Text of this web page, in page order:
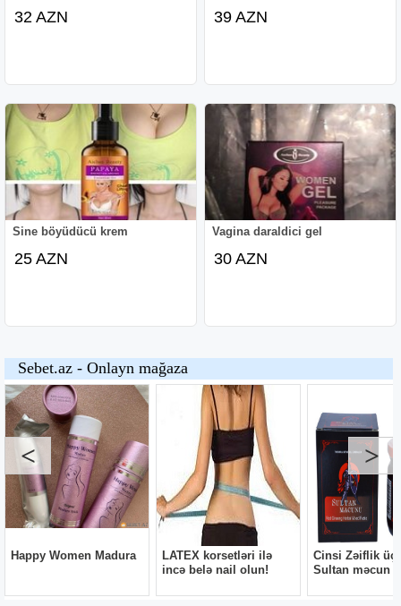
32 AZN 39 AZN
Sine böyüdücü krem
25 AZN
Vagina daraldici gel
30 AZN